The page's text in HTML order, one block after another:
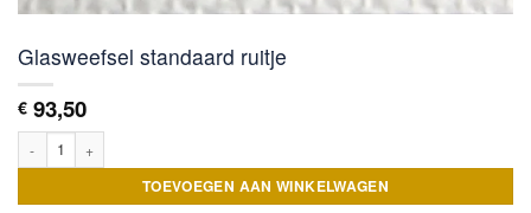
Glasweefsel standaard ruitje
€ 93,50
Glasweefsel standaard ruitje aantal
TOEVOEGEN AAN WINKELWAGEN